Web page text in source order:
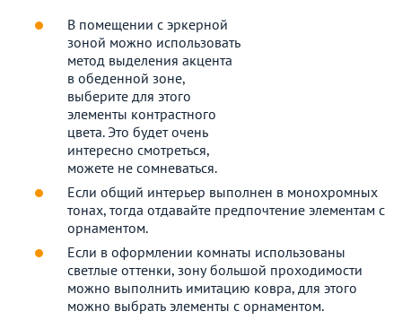
В помещении с эркерной
зоной можно использовать
метод выделения акцента
в обеденной зоне,
выберите для этого
элементы контрастного
цвета. Это будет очень
интересно смотреться,
можете не сомневаться.
Если общий интерьер выполнен в монохромных
тонах, тогда отдавайте предпочтение элементам с
орнаментом.
Если в оформлении комнаты использованы
светлые оттенки, зону большой проходимости
можно выполнить имитацию ковра, для этого
можно выбрать элементы с орнаментом.